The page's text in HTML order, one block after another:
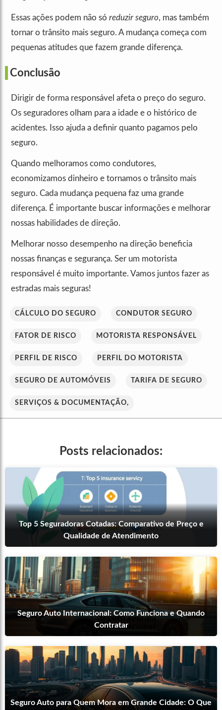
Essas ações podem não só reduzir seguro, mas também
tornar o trânsito mais seguro. A mudança começa com
pequenas atitudes que fazem grande diferença.
Conclusão
Dirigir de forma responsável afeta o preço do seguro.
Os seguradores olham para a idade e o histórico de
acidentes. Isso ajuda a definir quanto pagamos pelo
seguro.
Quando melhoramos como condutores,
economizamos dinheiro e tornamos o trânsito mais
seguro. Cada mudança pequena faz uma grande
diferença. É importante buscar informações e melhorar
nossas habilidades de direção.
Melhorar nosso desempenho na direção beneficia
nossas finanças e segurança. Ser um motorista
responsável é muito importante. Vamos juntos fazer as
estradas mais seguras!
CÁLCULO DO SEGURO CONDUTOR SEGURO
FATOR DE RISCO MOTORISTA RESPONSÁVEL
PERFIL DE RISCO PERFIL DO MOTORISTA
SEGURO DE AUTOMÓVEIS TARIFA DE SEGURO
SERVIÇOS & DOCUMENTAÇÃO,
Posts relacionados:
Top 5 Seguradoras Cotadas: Comparativo de Preço e
Qualidade de Atendimento
Seguro Auto Internacional: Como Funciona e Quando
Contratar
Seguro Auto para Quem Mora em Grande Cidade: O Que